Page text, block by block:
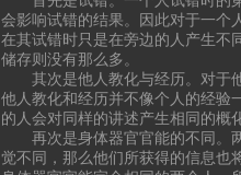
会影响试错的结果。因此对于一个
在其试错时只是在旁边的人产生不
储存则没有那么多。
其次是他人教化与经历。对于他
他人教化和经历并不像个人的经验
的人会对同样的讲述产生相同的概
再次是身体器官官能的不同。两
觉不同，那么他们所获得的信息也